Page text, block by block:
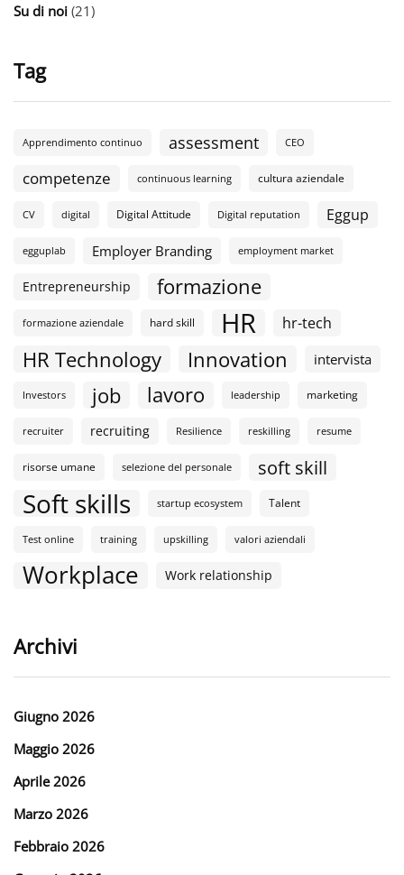
Su di noi (21)
Tag
Apprendimento continuo assessment CEO
competenze continuous learning cultura aziendale
CV digital Digital Attitude Digital reputation Eggup
egguplab Employer Branding employment market
Entrepreneurship formazione
formazione aziendale hard skill HR hr-tech
HR Technology Innovation intervista
Investors job lavoro leadership marketing
recruiter recruiting Resilience reskilling resume
risorse umane selezione del personale soft skill
Soft skills startup ecosystem Talent
Test online training upskilling valori aziendali
Workplace Work relationship
Archivi
Giugno 2026
Maggio 2026
Aprile 2026
Marzo 2026
Febbraio 2026